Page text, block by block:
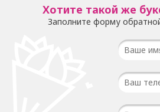
Хотите такой же
Заполните форму